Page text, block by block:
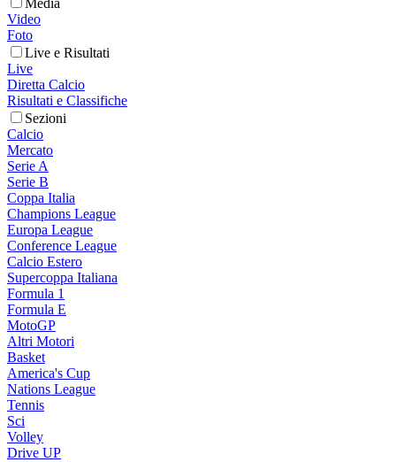
Media
Video
Foto
Live e Risultati
Live
Diretta Calcio
Risultati e Classifiche
Sezioni
Calcio
Mercato
Serie A
Serie B
Coppa Italia
Champions League
Europa League
Conference League
Calcio Estero
Supercoppa Italiana
Formula 1
Formula E
MotoGP
Altri Motori
Basket
America's Cup
Nations League
Tennis
Sci
Volley
Drive UP